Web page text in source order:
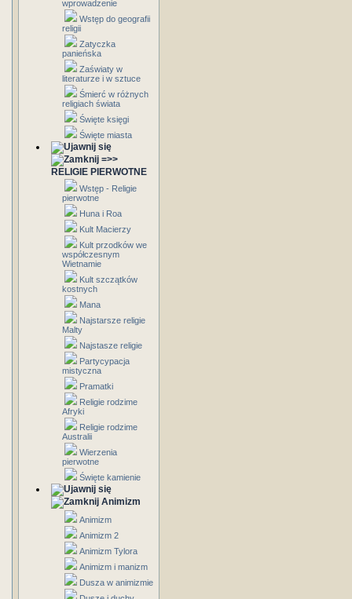
wprowadzenie
Wstęp do geografii
religii
Zatyczka
panieńska
Zaświaty w
literaturze i w sztuce
Śmierć w różnych
religiach świata
Święte księgi
Święte miasta
=>>
RELIGIE PIERWOTNE
Wstęp - Religie
pierwotne
Huna i Roa
Kult Macierzy
Kult przodków we
współczesnym
Wietnamie
Kult szczątków
kostnych
Mana
Najstarsze religie
Malty
Najstasze religie
Partycypacja
mistyczna
Pramatki
Religie rodzime
Afryki
Religie rodzime
Australii
Wierzenia
pierwotne
Święte kamienie
Animizm
Animizm
Animizm 2
Animizm Tylora
Animizm i manizm
Dusza w animizmie